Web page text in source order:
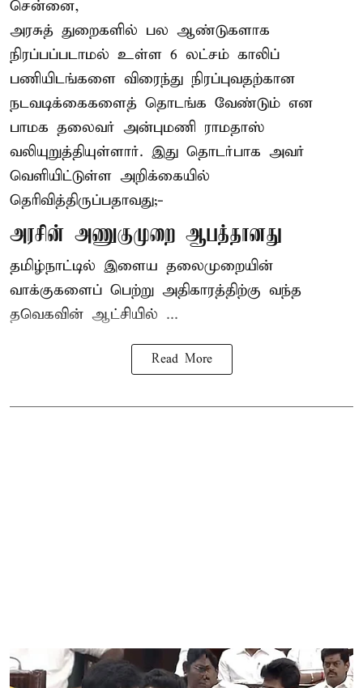
சென்னை,
அரசுத் துறைகளில் பல ஆண்டுகளாக
நிரப்பப்படாமல் உள்ள 6 லட்சம் காலிப்
பணியிடங்களை விரைந்து நிரப்புவதற்கான
நடவடிக்கைகளைத் தொடங்க வேண்டும் என
பாமக தலைவர் அன்புமணி ராமதாஸ்
வலியுறுத்தியுள்ளார். இது தொடர்பாக அவர்
வெளியிட்டுள்ள அறிக்கையில்
தெரிவித்திருப்பதாவது;-
அரசின் அணுகுமுறை ஆபத்தானது
தமிழ்நாட்டில் இளைய தலைமுறையின்
வாக்குகளைப் பெற்று அதிகாரத்திற்கு வந்த
தவெகவின் ஆட்சியில் ...
Read More